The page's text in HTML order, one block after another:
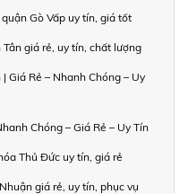
Gò Vấp uy tín, giá tốt
giá rẻ, uy tín, chất lượng
Giá Rẻ – Nhanh Chóng – Uy
Chóng – Giá Rẻ – Uy Tín
Thủ Đức uy tín, giá rẻ
giá rẻ, uy tín, phục vụ